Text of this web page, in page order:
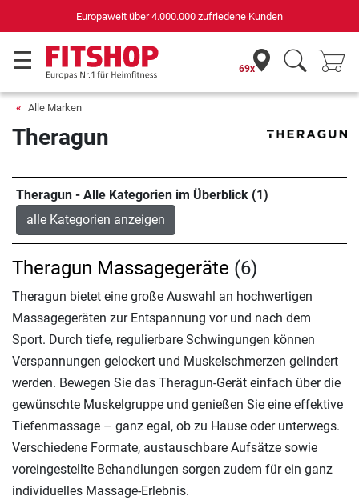
Europaweit über 4.000.000 zufriedene Kunden
69x
Alle Marken
Theragun
Theragun - Alle Kategorien im Überblick (1)
alle Kategorien anzeigen
Theragun Massagegeräte (6)
Theragun bietet eine große Auswahl an hochwertigen
Massagegeräten zur Entspannung vor und nach dem
Sport. Durch tiefe, regulierbare Schwingungen können
Verspannungen gelockert und Muskelschmerzen gelindert
werden. Bewegen Sie das Theragun-Gerät einfach über die
gewünschte Muskelgruppe und genießen Sie eine effektive
Tiefenmassage – ganz egal, ob zu Hause oder unterwegs.
Verschiedene Formate, austauschbare Aufsätze sowie
voreingestellte Behandlungen sorgen zudem für ein ganz
individuelles Massage-Erlebnis.